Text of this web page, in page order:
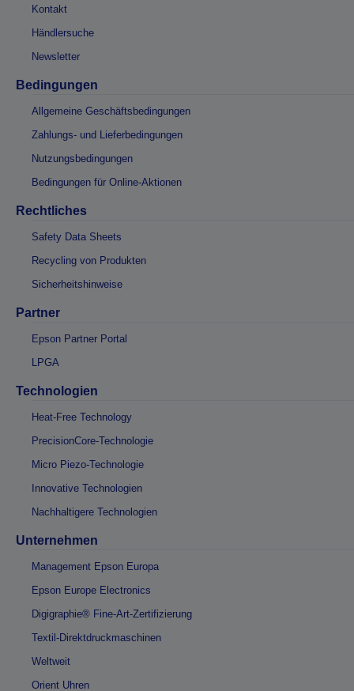
Kontakt
Händlersuche
Newsletter
Bedingungen
Allgemeine Geschäftsbedingungen
Zahlungs- und Lieferbedingungen
Nutzungsbedingungen
Bedingungen für Online-Aktionen
Rechtliches
Safety Data Sheets
Recycling von Produkten
Sicherheitshinweise
Partner
Epson Partner Portal
LPGA
Technologien
Heat-Free Technology
PrecisionCore-Technologie
Micro Piezo-Technologie
Innovative Technologien
Nachhaltigere Technologien
Unternehmen
Management Epson Europa
Epson Europe Electronics
Digigraphie® Fine-Art-Zertifizierung
Textil-Direktdruckmaschinen
Weltweit
Orient Uhren